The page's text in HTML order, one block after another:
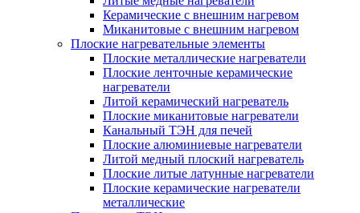
Керамические с внешним нагревом
Миканитовые с внешним нагревом
Плоские нагревательные элементы
Плоские металлические нагреватели
Плоские ленточные керамические
нагреватели
Литой керамический нагреватель
Плоские миканитовые нагреватели
Канальный ТЭН для печей
Плоские алюминиевые нагреватели
Литой медный плоский нагреватель
Плоские литые латунные нагреватели
Плоские керамические нагреватели
металлические